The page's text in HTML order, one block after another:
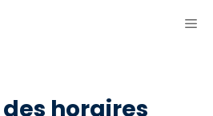
horaires